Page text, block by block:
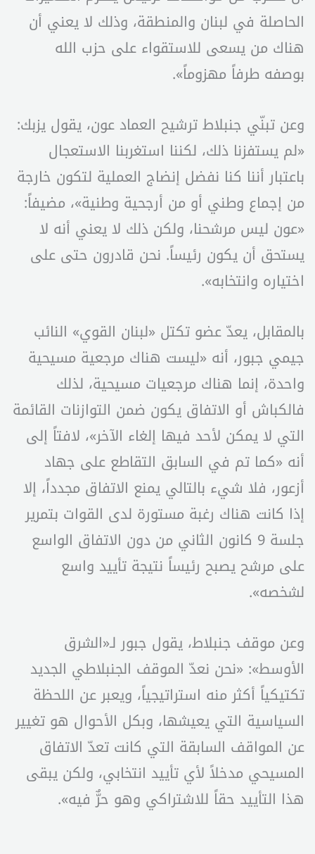
الحاصلة في لبنان والمنطقة، وذلك لا يعني أن
هناك من يسعى للاستقواء على حزب الله
بوصفه طرفاً مهزوماً».
وعن تبنّي جنبلاط ترشيح العماد عون، يقول يزبك:
«لم يستفزنا ذلك، لكننا استغربنا الاستعجال
باعتبار أننا كنا نفضل إنضاج العملية لتكون خارجة
من إجماع وطني أو من أرجحية وطنية»، مضيفاً:
«عون ليس مرشحنا، ولكن ذلك لا يعني أنه لا
يستحق أن يكون رئيساً. نحن قادرون حتى على
اختياره وانتخابه».
بالمقابل، يعدّ عضو تكتل «لبنان القوي» النائب
جيمي جبور، أنه «ليست هناك مرجعية مسيحية
واحدة، إنما هناك مرجعيات مسيحية، لذلك
فالكباش أو الاتفاق يكون ضمن التوازنات القائمة
التي لا يمكن لأحد فيها إلغاء الآخر»، لافتاً إلى
أنه «كما تم في السابق التقاطع على جهاد
أزعور، فلا شيء بالتالي يمنع الاتفاق مجدداً، إلا
إذا كانت هناك رغبة مستورة لدى القوات بتمرير
جلسة 9 كانون الثاني من دون الاتفاق الواسع
على مرشح يصبح رئيساً نتيجة تأييد واسع
لشخصه».
وعن موقف جنبلاط، يقول جبور لـ«الشرق
الأوسط»: «نحن نعدّ الموقف الجنبلاطي الجديد
تكتيكياً أكثر منه استراتيجياً، ويعبر عن اللحظة
السياسية التي يعيشها، وبكل الأحوال هو تغيير
عن المواقف السابقة التي كانت تعدّ الاتفاق
المسيحي مدخلاً لأي تأييد انتخابي، ولكن يبقى
هذا التأييد حقاً للاشتراكي وهو حرٌّ فيه».